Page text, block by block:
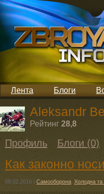
Лента Блоги
Aleksandr
Рейтинг 28,8
Профиль Блоги (0)
Как законно
08.02.2016 | Самооборона Холодна та